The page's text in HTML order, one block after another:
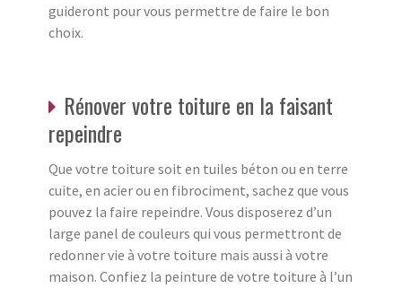
guideront pour vous permettre de faire le bon
choix.
Rénover votre toiture en la faisant
repeindre
Que votre toiture soit en tuiles béton ou en terre
cuite, en acier ou en fibrociment, sachez que vous
pouvez la faire repeindre. Vous disposerez d’un
large panel de couleurs qui vous permettront de
redonner vie à votre toiture mais aussi à votre
maison. Confiez la peinture de votre toiture à l’un